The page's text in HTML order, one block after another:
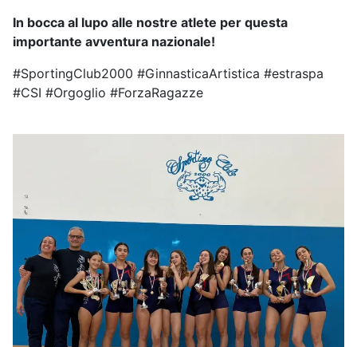
In bocca al lupo alle nostre atlete per questa
importante avventura nazionale!
#SportingClub2000 #GinnasticaArtistica #estraspa
#CSI #Orgoglio #ForzaRagazze